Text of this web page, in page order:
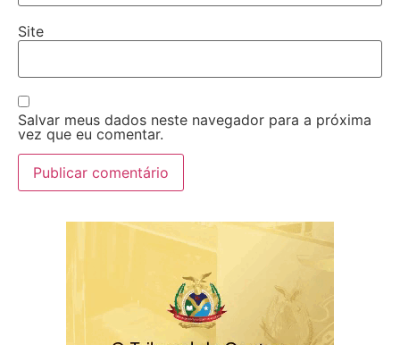
Site
Salvar meus dados neste navegador para a próxima
vez que eu comentar.